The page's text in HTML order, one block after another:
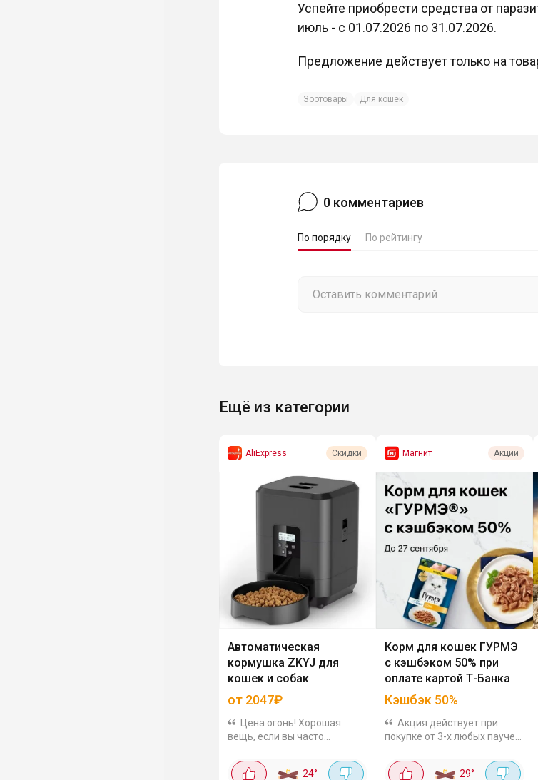
Успейте приобрести средства от
июль - с 01.07.2026 по 31.07.2026.
Предложение действует только на
Зоотовары Для кошек
0 комментариев
По порядку По рейтингу
Ещё из категории
AliExpress Скидки
Автоматическая
кормушка ZKYJ для
кошек и собак
от 2047₽
Цена огонь! Хорошая
вещь, если вы часто
или уезжаете на выходные. В
карточке несколько моделей
24°
Магнит Акции
Корм для кошек ГУРМЭ
с кэшбэком 50% при
оплате картой Т-Банка
Кэшбэк 50%
Акция действует при
покупке от 3-х любых паучей
онлайн магазинах, кроме
Wildberries. Максимум вернут
29°